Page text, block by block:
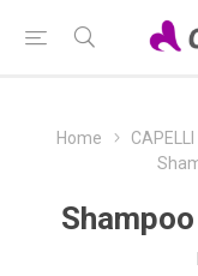
Home CAPELLI